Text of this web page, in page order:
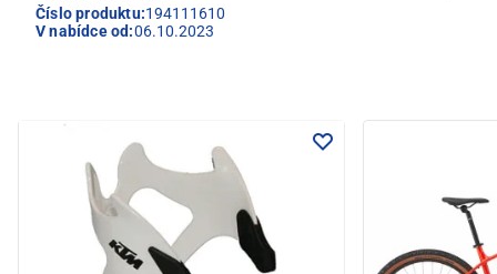
Číslo produktu:194111610
V nabídce od:06.10.2023